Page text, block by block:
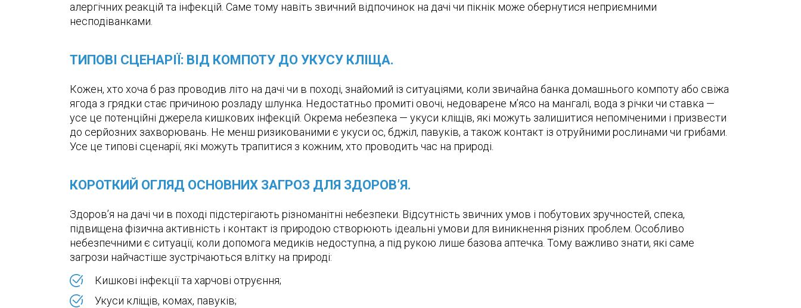
алергічних реакцій та інфекцій. Саме тому навіть звичний відпочинок на дачі чи пікнік може обернутися неприємними
несподіванками.
ТИПОВІ СЦЕНАРІЇ: ВІД КОМПОТУ ДО УКУСУ КЛІЩА.
Кожен, хто хоча б раз проводив літо на дачі чи в поході, знайомий із ситуаціями, коли звичайна банка домашнього компоту або свіжа
ягода з грядки стає причиною розладу шлунка. Недостатньо промиті овочі, недоварене м’ясо на мангалі, вода з річки чи ставка —
усе це потенційні джерела кишкових інфекцій. Окрема небезпека — укуси кліщів, які можуть залишитися непоміченими і призвести
до серйозних захворювань. Не менш ризикованими є укуси ос, бджіл, павуків, а також контакт із отруйними рослинами чи грибами.
Усе це типові сценарії, які можуть трапитися з кожним, хто проводить час на природі.
КОРОТКИЙ ОГЛЯД ОСНОВНИХ ЗАГРОЗ ДЛЯ ЗДОРОВ’Я.
Здоров’я на дачі чи в поході підстерігають різноманітні небезпеки. Відсутність звичних умов і побутових зручностей, спека,
підвищена фізична активність і контакт із природою створюють ідеальні умови для виникнення різних проблем. Особливо
небезпечними є ситуації, коли допомога медиків недоступна, а під рукою лише базова аптечка. Тому важливо знати, які саме
загрози найчастіше зустрічаються влітку на природі:
Кишкові інфекції та харчові отруєння;
Укуси кліщів, комах, павуків;